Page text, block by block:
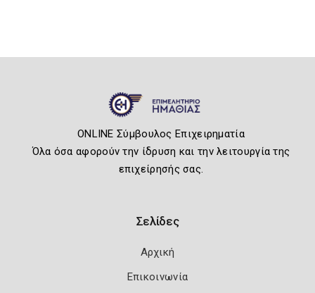
ONLINE Σύμβουλος Επιχειρηματία
Όλα όσα αφορούν την ίδρυση και την λειτουργία της
επιχείρησής σας.
Σελίδες
Αρχική
Επικοινωνία